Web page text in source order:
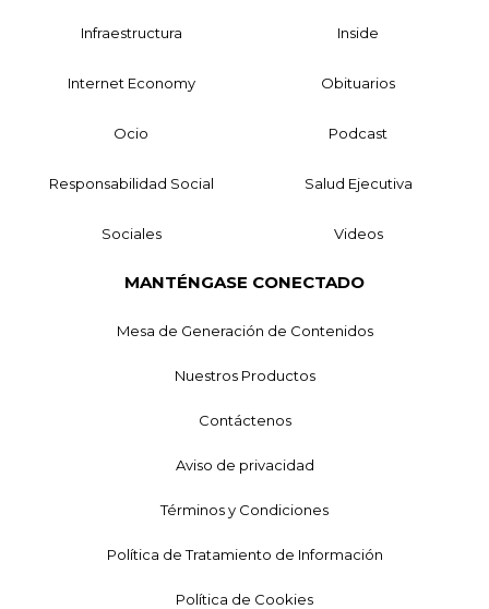
Infraestructura Inside
Internet Economy Obituarios
Ocio Podcast
Responsabilidad Social Salud Ejecutiva
Sociales Videos
MANTÉNGASE CONECTADO
Mesa de Generación de Contenidos
Nuestros Productos
Contáctenos
Aviso de privacidad
Términos y Condiciones
Política de Tratamiento de Información
Política de Cookies